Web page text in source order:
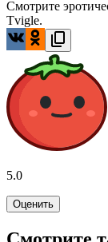
Смотрите
Tvigle.
5.0
Оценить